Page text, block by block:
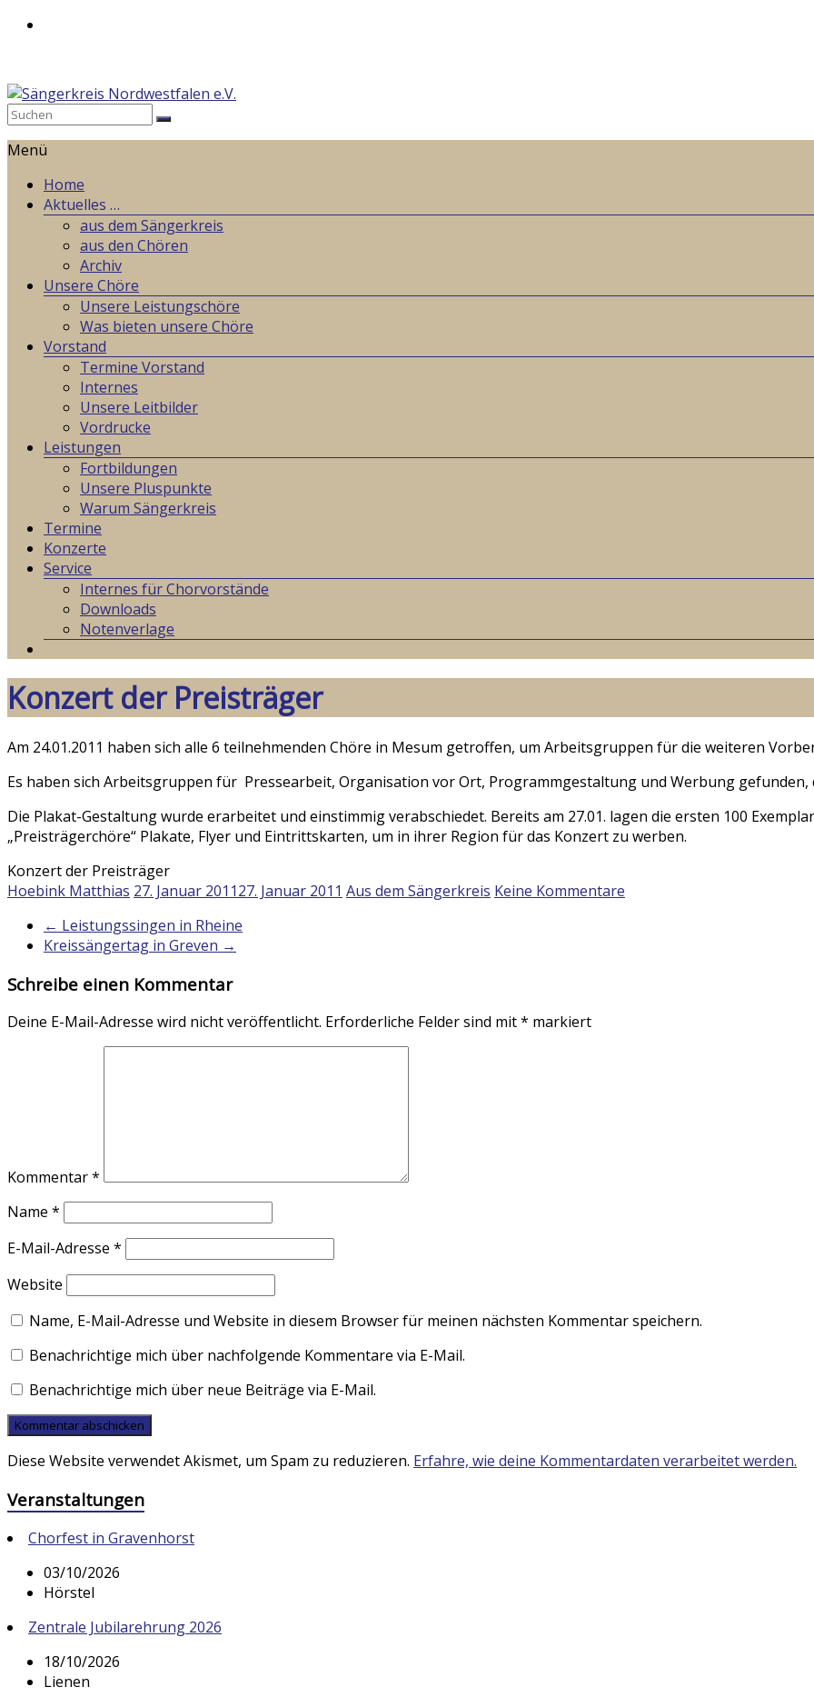
Zum
Sängerkreis
Nordwestfalen
Weil
gemeinsames
Singen
lieben!
Menü
Home
Aktuelles …
aus dem Sängerkreis
aus den Chören
Archiv
Unsere Chöre
Unsere Leistungschöre
Was bieten unsere Chöre
Vorstand
Termine Vorstand
Internes
Unsere Leitbilder
Vordrucke
Leistungen
Fortbildungen
Unsere Pluspunkte
Warum Sängerkreis
Termine
Konzerte
Service
Internes für Chorvorstände
Downloads
Notenverlage
Konzert der Preisträger
Am 24.01.2011 haben sich alle 6 teilnehmenden Chöre in Mesum getroffen, um Arbeitsgruppen für die weiteren
Es haben sich Arbeitsgruppen für Pressearbeit, Organisation vor Ort, Programmgestaltung und Werbung
Die Plakat-Gestaltung wurde erarbeitet und einstimmig verabschiedet. Bereits am 27.01. lagen die ersten 100
„Preisträgerchöre“ Plakate, Flyer und Eintrittskarten, um in ihrer Region für das Konzert zu werben.
Konzert der Preisträger
Hoebink Matthias 27. Januar 201127. Januar 2011 Aus dem Sängerkreis Keine Kommentare
← Leistungssingen in Rheine
Kreissängertag in Greven →
Schreibe einen Kommentar
Deine E-Mail-Adresse wird nicht veröffentlicht. Erforderliche Felder sind mit* markiert
Kommentar*
Name *
E-Mail-Adresse *
Website
Name, E-Mail-Adresse und Website in diesem Browser für meinen nächsten Kommentar speichern.
Benachrichtige mich über nachfolgende Kommentare via E-Mail.
Benachrichtige mich über neue Beiträge via E-Mail.
Diese Website verwendet Akismet, um Spam zu reduzieren. Erfahre, wie deine Kommentardaten verarbeitet werden.
Veranstaltungen
Chorfest in Gravenhorst
03/10/2026
Hörstel
Zentrale Jubilarehrung 2026
18/10/2026
Lienen